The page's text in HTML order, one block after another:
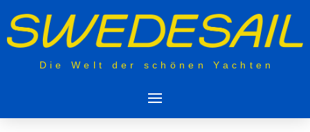
Die Welt der schönen Yachten